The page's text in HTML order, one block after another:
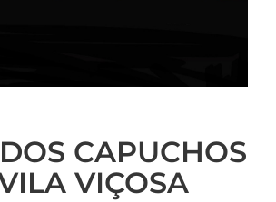
CAPUCHOS
VIÇOSA